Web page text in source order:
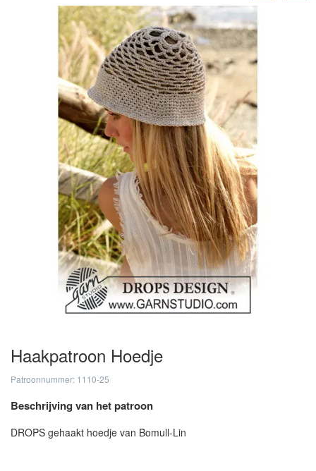
Haakpatroon Hoedje
Patroonnummer: 1110-25
Beschrijving van het patroon
DROPS gehaakt hoedje van Bomull-Lin